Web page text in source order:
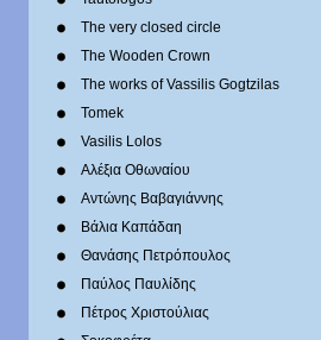
The very closed circle
The Wooden Crown
The works of Vassilis Gogtzilas
Tomek
Vasilis Lolos
Αλέξια Οθωναίου
Αντώνης Βαβαγιάννης
Βάλια Καπάδαη
Θανάσης Πετρόπουλος
Παύλος Παυλίδης
Πέτρος Χριστούλιας